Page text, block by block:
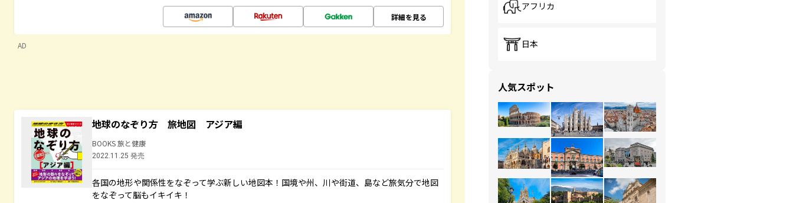
詳細を見る
AD
地球のなぞり方 旅地図 アジア編
BOOKS 旅と健康
2022.11.25 発売
各国の地形や関係性をなぞって学ぶ新しい地図本！国境や州、川や街道、島など旅気分で地図
をなぞって脳もイキイキ！
アフリカ
日本
人気スポット